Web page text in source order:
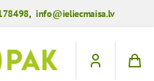
,info@ieliecmaisa.lv